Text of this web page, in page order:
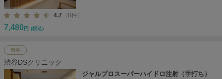
4.7 （8件）
7,480 円 (税込)
渋谷
渋谷DSクリニック
ジャルプロスーパーハイドロ注射（手打ち）